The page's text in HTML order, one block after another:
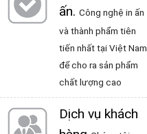
ấn. Công nghệ in ấn
và thành phẩm tiên
tiến nhất tại Việt Nam
để cho ra sản phẩm
chất lượng cao
Dịch vụ khách